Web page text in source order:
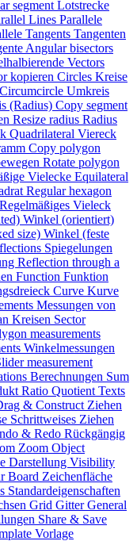
segment Lotstrecke
Lines Parallele
Tangents Tangenten
Angular bisectors
Vectors
kopieren Circles Kreise
Circumcircle Umkreis
(Radius) Copy segment
Resize radius Radius
Quadrilateral Viereck
Copy polygon
Rotate polygon
Vielecke Equilateral
Regular hexagon
Regelmäßiges Vieleck
Winkel (orientiert)
size) Winkel (feste
Spiegelungen
Reflection through a
Function Funktion
Curve Kurve
Messungen von
Kreisen Sector
measurements
Winkelmessungen
measurement
Berechnungen Sum
Ratio Quotient Texts
& Construct Ziehen
Schrittweises Ziehen
& Redo Rückgängig
Zoom Object
Darstellung Visibility
Board Zeichenfläche
Standardeigenschaften
Grid GitterGeneral
Share & Save
Vorlage